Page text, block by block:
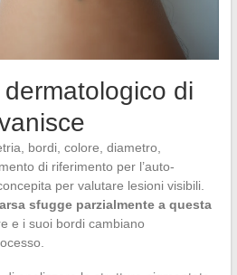
di
bordi, colore, diametro,
di riferimento per l’auto-
per valutare lesioni visibili.
sfugge parzialmente a questa
e i suoi bordi cambiano